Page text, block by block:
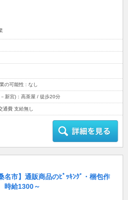
の可能性 : なし
－新宮)：高茶屋 / 徒歩20分
費 支給無し
名市】通販商品のﾋﾟｯｷﾝｸﾞ・梱包作
給1300～